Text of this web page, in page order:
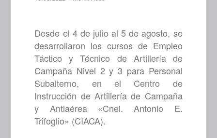
Desde el 4 de julio al 5 de agosto, se
desarrollaron los cursos de Empleo
Táctico y Técnico de Artillería de
Campaña Nivel 2 y 3 para Personal
Subalterno, en el Centro de
Instrucción de Artillería de Campaña
y Antiaérea «Cnel. Antonio E.
Trifoglio» (CIACA).